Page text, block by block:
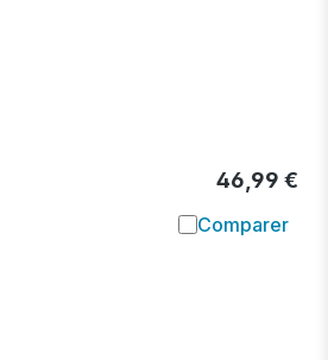
46,99 €
Comparer
Ajouter à